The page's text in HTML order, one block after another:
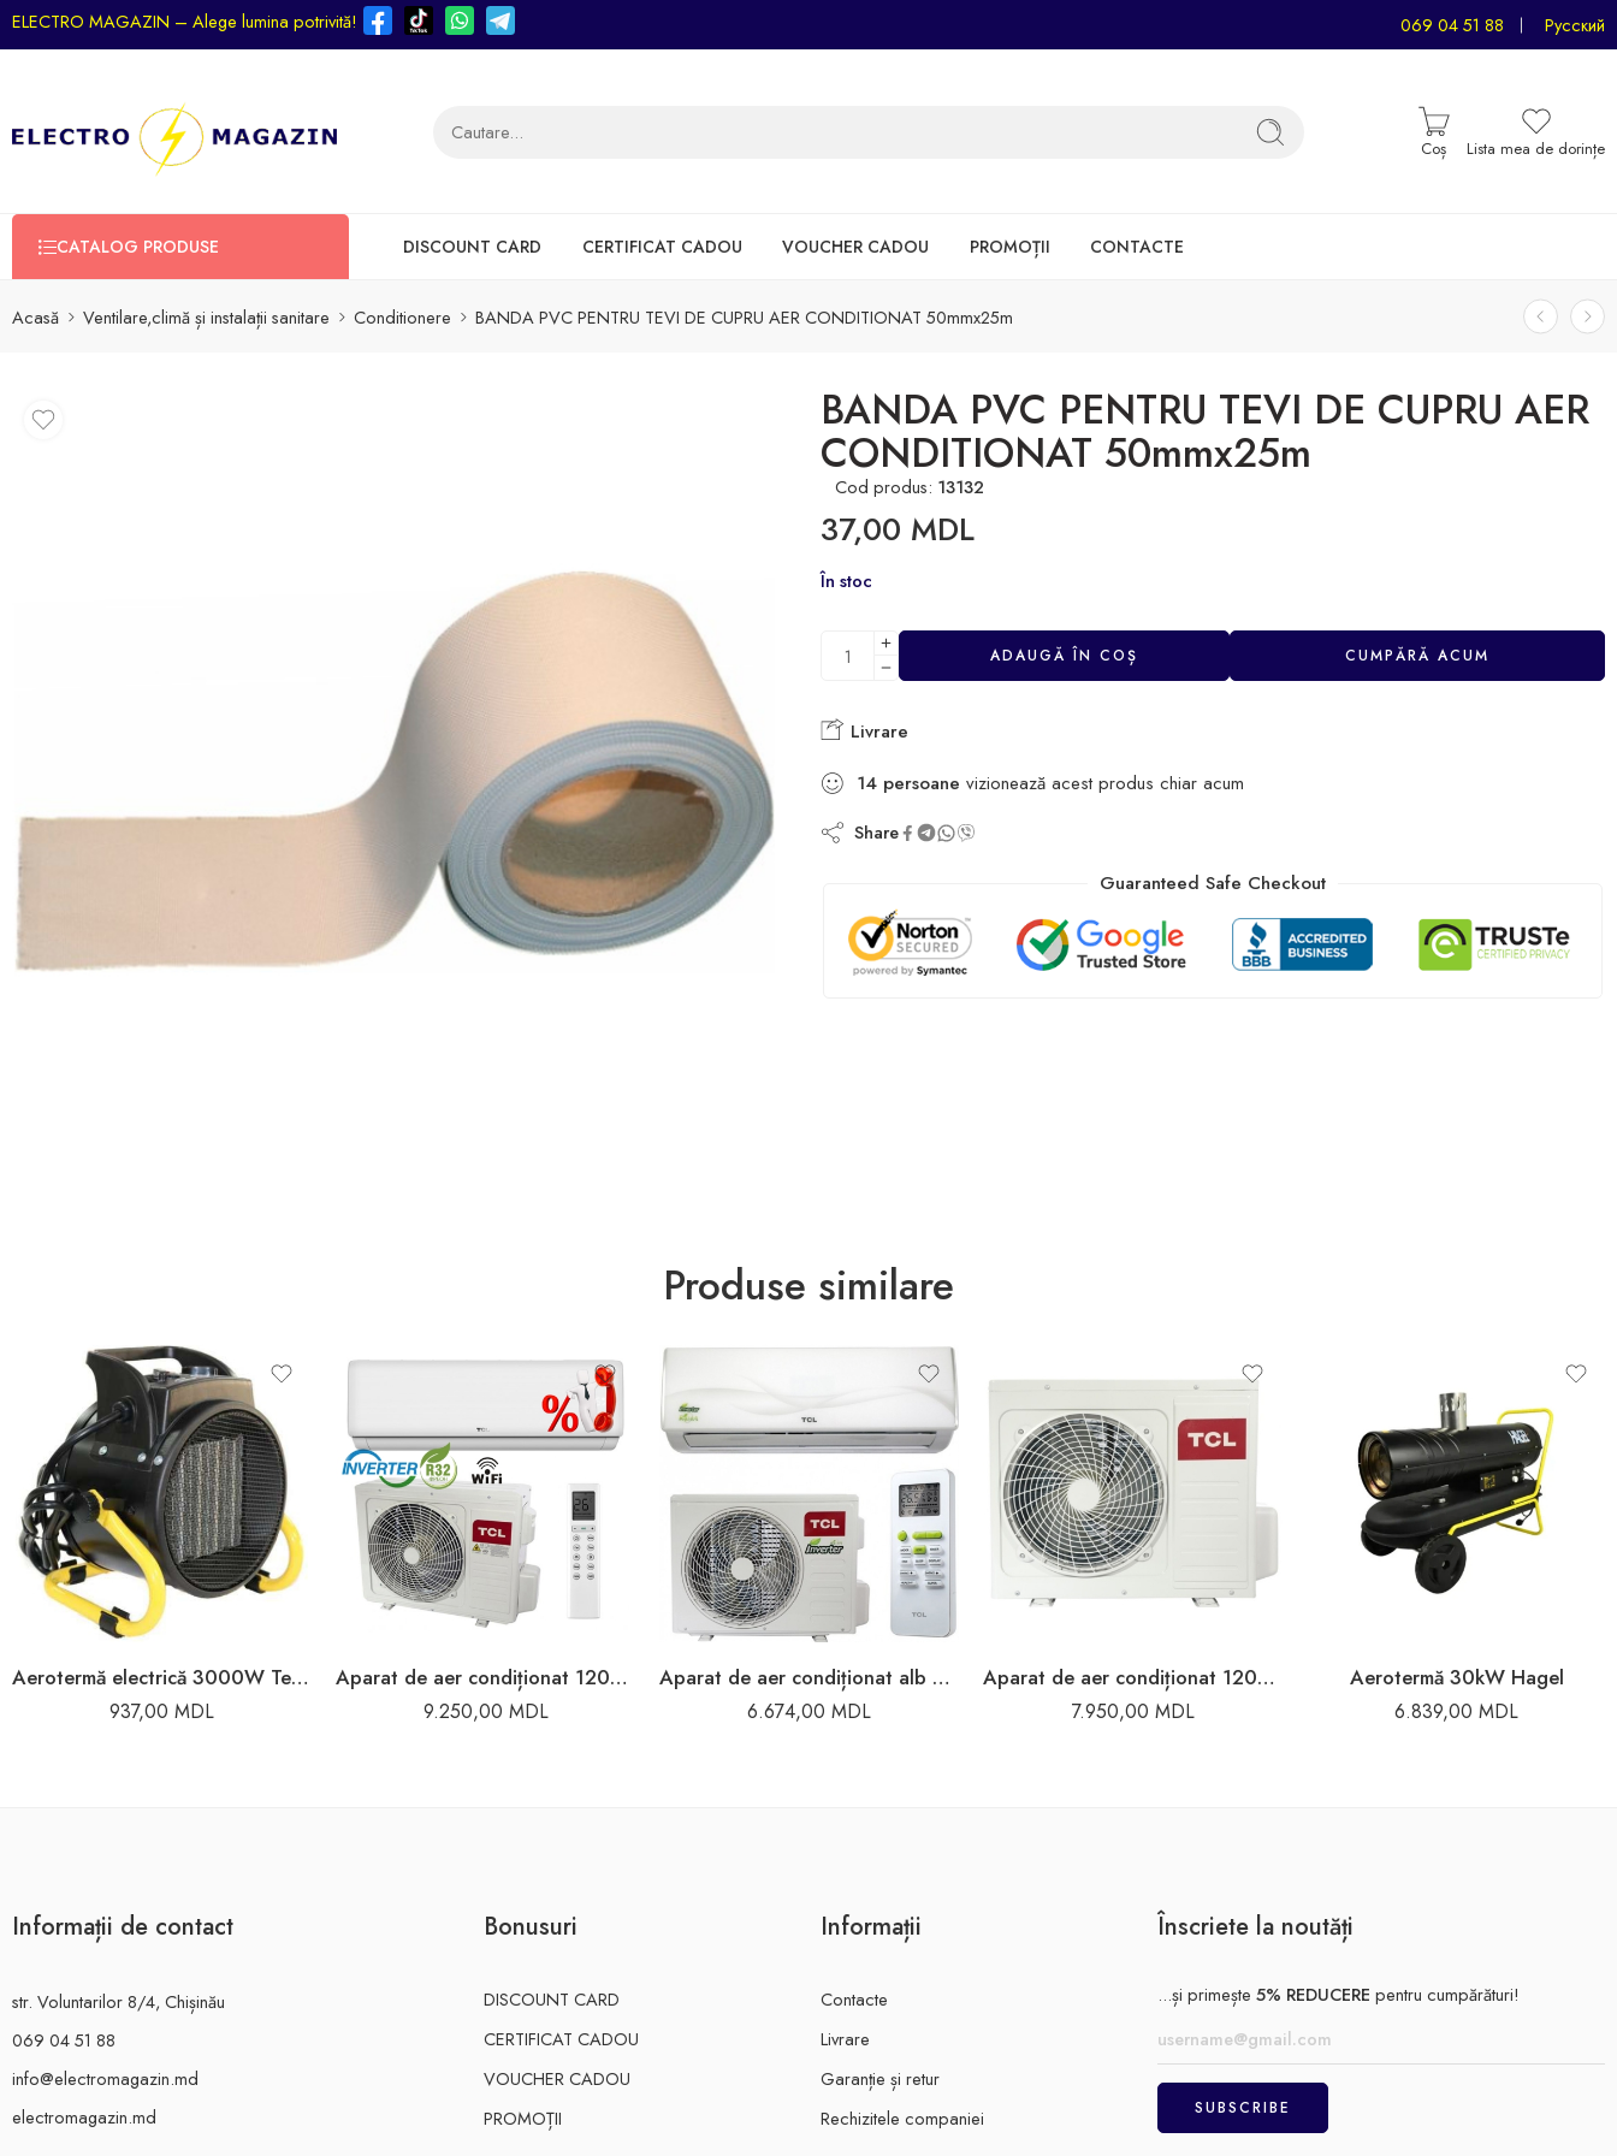
ELECTRO MAGAZIN – Alege lumina potrivită! 069 04 51 88 Русский
Coș Lista mea de dorințe
CATALOG PRODUSE DISCOUNT CARD CERTIFICAT CADOU VOUCHER CADOU PROMOȚII CONTACTE
Acasă Ventilare,climă și instalații sanitare Conditionere BANDA PVC PENTRU TEVI DE CUPRU AER CONDITIONAT 50mmx25m
BANDA PVC PENTRU TEVI DE CUPRU AER
CONDITIONAT 50mmx25m
Cod produs: 13132
37,00 MDL
În stoc
ADAUGĂ ÎN COȘ CUMPĂRĂ ACUM
Livrare
14 persoane vizionează acest produs chiar acum
Share
Guaranteed Safe Checkout
Produse similare
Aerotermă electrică 3000W Technoworker
937,00 MDL
Aparat de aer condiționat 12000BTU 35m2 TCL
9.250,00 MDL
Aparat de aer condiționat alb 9000BTU 25m2 TCL
6.674,00 MDL
Aparat de aer condiționat 12000BTU 35m2 TCL
7.950,00 MDL
Aerotermă 30kW Hagel
6.839,00 MDL
Informații de contact
str. Voluntarilor 8/4, Chișinău
069 04 51 88
info@electromagazin.md
electromagazin.md
Bonusuri
DISCOUNT CARD
CERTIFICAT CADOU
VOUCHER CADOU
PROMOȚII
Informații
Contacte
Livrare
Garanție și retur
Rechizitele companiei
Înscriete la noutăți
...și primește 5% REDUCERE pentru cumpărături!